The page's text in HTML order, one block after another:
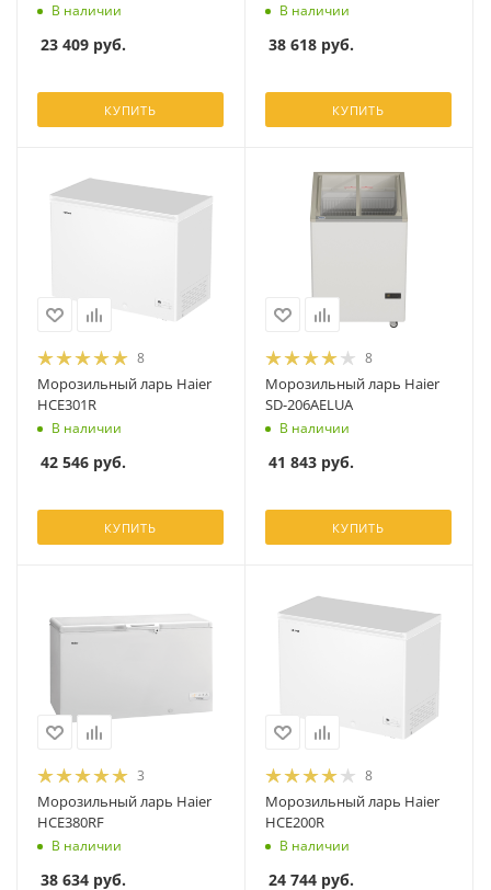
В наличии
23 409 руб.
КУПИТЬ
В наличии
38 618 руб.
КУПИТЬ
8
Морозильный ларь Haier
HCE301R
В наличии
42 546 руб.
КУПИТЬ
8
Морозильный ларь Haier
SD-206AELUA
В наличии
41 843 руб.
КУПИТЬ
3
Морозильный ларь Haier
HCE380RF
В наличии
38 634 руб.
8
Морозильный ларь Haier
HCE200R
В наличии
24 744 руб.